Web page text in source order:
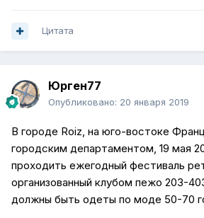
Цитата
Юрген77
Опубликовано: 20 января 2019
В городе Roiz, на юго-востоке
городским департаментом, 19 мая
проходить ежегодный фестиваль
организованный клубом пежо 203-
должны быть одеты по моде 50-70